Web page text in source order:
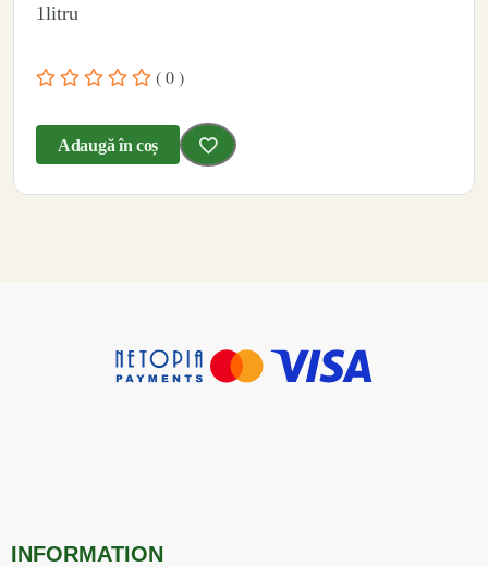
1litru
( 0 )
Adaugă în coș
INFORMATION